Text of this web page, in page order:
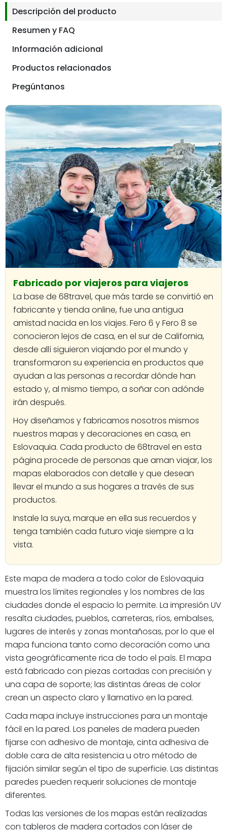
Descripción del producto
Resumen y FAQ
Información adicional
Productos relacionados
Pregúntanos
Fabricado por viajeros para viajeros
La base de 68travel, que más tarde se convirtió en
fabricante y tienda online, fue una antigua
amistad nacida en los viajes. Fero 6 y Fero 8 se
conocieron lejos de casa, en el sur de California,
desde allí siguieron viajando por el mundo y
transformaron su experiencia en productos que
ayudan a las personas a recordar dónde han
estado y, al mismo tiempo, a soñar con adónde
irán después.
Hoy diseñamos y fabricamos nosotros mismos
nuestros mapas y decoraciones en casa, en
Eslovaquia. Cada producto de 68travel en esta
página procede de personas que aman viajar, los
mapas elaborados con detalle y que desean
llevar el mundo a sus hogares a través de sus
productos.
Instale la suya, marque en ella sus recuerdos y
tenga también cada futuro viaje siempre a la
vista.
Este mapa de madera a todo color de Eslovaquia
muestra los límites regionales y los nombres de las
ciudades donde el espacio lo permite. La impresión UV
resalta ciudades, pueblos, carreteras, ríos, embalses,
lugares de interés y zonas montañosas, por lo que el
mapa funciona tanto como decoración como una
vista geográficamente rica de todo el país. El mapa
está fabricado con piezas cortadas con precisión y
una capa de soporte; las distintas áreas de color
crean un aspecto claro y llamativo en la pared.
Cada mapa incluye instrucciones para un montaje
fácil en la pared. Los paneles de madera pueden
fijarse con adhesivo de montaje, cinta adhesiva de
doble cara de alta resistencia u otro método de
fijación similar según el tipo de superficie. Las distintas
paredes pueden requerir soluciones de montaje
diferentes.
Todas las versiones de los mapas están realizadas
con tableros de madera cortados con láser de